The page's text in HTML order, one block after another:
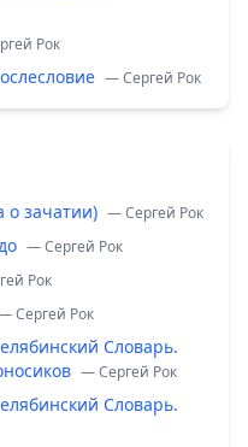
Рок
— Сергей Рок
о зачатии) — Сергей Рок
— Сергей Рок
Рок
Сергей Рок
Словарь.
— Сергей Рок
Словарь.